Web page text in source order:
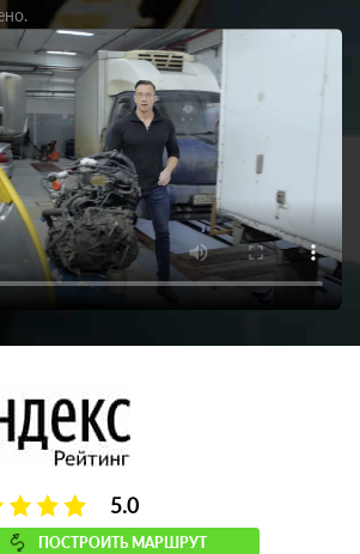
5.0
ПОСТРОИТЬ МАРШРУТ